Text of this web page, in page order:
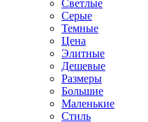
Светлые
Серые
Темные
Цена
Элитные
Дешевые
Размеры
Большие
Маленькие
Стиль